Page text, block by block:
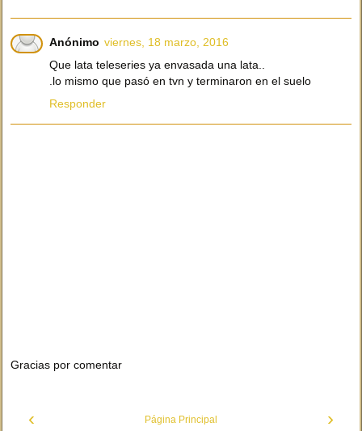
Anónimo viernes, 18 marzo, 2016
Que lata teleseries ya envasada una lata..
.lo mismo que pasó en tvn y terminaron en el suelo
Responder
Gracias por comentar
‹ ›
Página Principal